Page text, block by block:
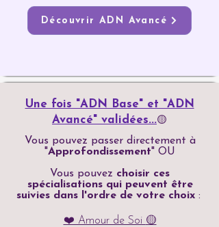
Découvrir ADN Avancé
Une fois "ADN Base" et "ADN
Avancé" validées...🟡
Vous pouvez passer directement à
"Approfondissement" OU
Vous pouvez choisir ces
spécialisations qui peuvent être
suivies dans l'ordre de votre choix:
❤️ Amour de Soi 🟡